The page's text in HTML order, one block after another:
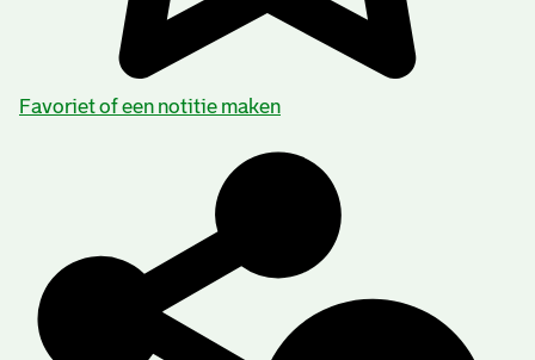
Favoriet of een notitie maken